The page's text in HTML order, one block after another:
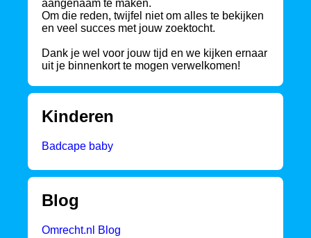
aangenaam te maken.
Om die reden, twijfel niet om alles te bekijken
en veel succes met jouw zoektocht.
Dank je wel voor jouw tijd en we kijken ernaar
uit je binnenkort te mogen verwelkomen!
Kinderen
Badcape baby
Blog
Omrecht.nl Blog